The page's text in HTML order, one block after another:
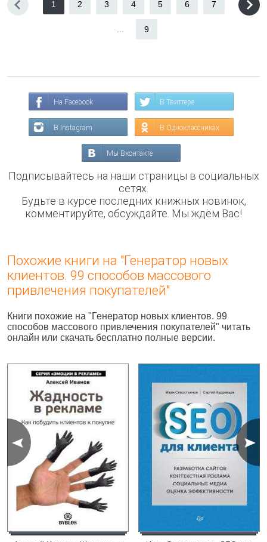
1 2 3 4 5 6 7
9
На Facebook В Твиттере
В Instagram В Одноклассниках
Мы Вконтакте
Подписывайтесь на наши страницы в социальных
сетях.
Будьте в курсе последних книжных новинок,
комментируйте, обсуждайте. Мы ждём Вас!
Похожие книги на "Генератор новых
клиентов. 99 способов массового
привлечения покупателей"
Книги похожие на "Генератор новых клиентов. 99
способов массового привлечения покупателей" читать
онлайн или скачать бесплатно полные версии.